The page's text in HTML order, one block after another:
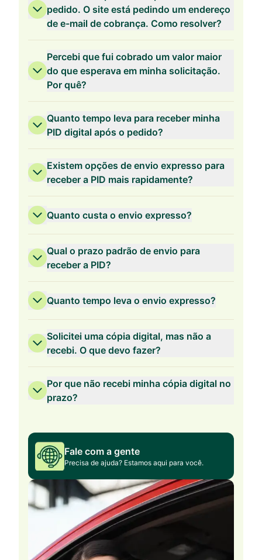
Validade de 2 Anos
pedido. O site está pedindo um endereço
de e-mail de cobrança. Como resolver?
Percebi que fui cobrado um valor maior
do que esperava em minha solicitação.
Por quê?
Quanto tempo leva para receber minha
PID digital após o pedido?
Existem opções de envio expresso para
receber a PID mais rapidamente?
Quanto custa o envio expresso?
Qual o prazo padrão de envio para
receber a PID?
Quanto tempo leva o envio expresso?
Solicitei uma cópia digital, mas não a
recebi. O que devo fazer?
Por que não recebi minha cópia digital no
prazo?
Fale com a gente
Precisa de ajuda? Estamos aqui para você.